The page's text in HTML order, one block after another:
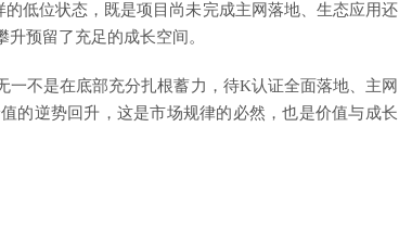
低位状态，既是项目尚未完成主网落地、生态应用还
预留了充足的成长空间。
不是在底部充分扎根蓄力，待K认证全面落地、主网
的逆势回升，这是市场规律的必然，也是价值与成长